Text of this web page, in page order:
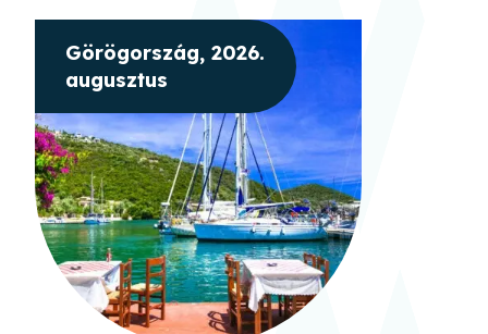
Görögország, 2026.
augusztus